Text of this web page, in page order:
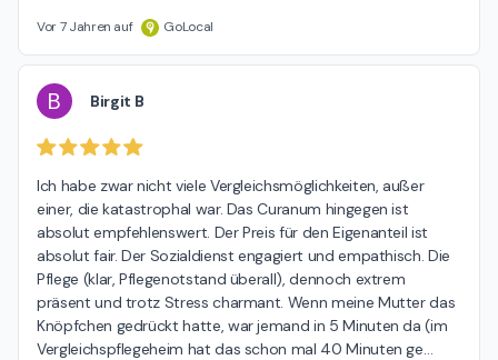
Vor 7 Jahren auf GoLocal
B Birgit B
Ich habe zwar nicht viele Vergleichsmöglichkeiten, außer
einer, die katastrophal war. Das Curanum hingegen ist
absolut empfehlenswert. Der Preis für den Eigenanteil ist
absolut fair. Der Sozialdienst engagiert und empathisch. Die
Pflege (klar, Pflegenotstand überall), dennoch extrem
präsent und trotz Stress charmant. Wenn meine Mutter das
Knöpfchen gedrückt hatte, war jemand in 5 Minuten da (im
Vergleichspflegeheim hat das schon mal 40 Minuten ge…